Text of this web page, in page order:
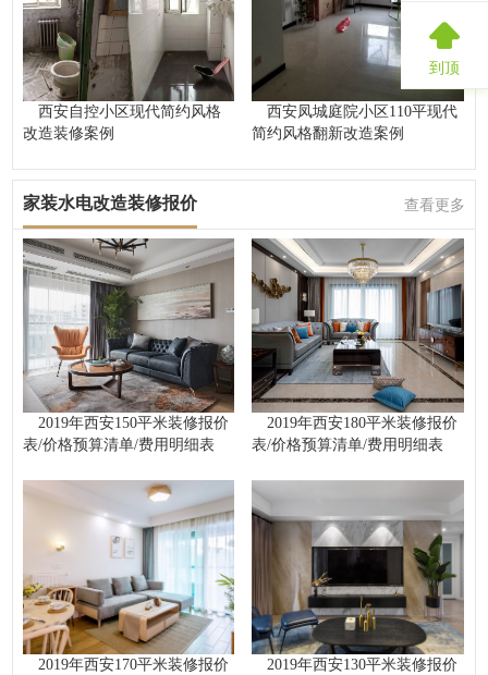
西安自控小区现代简约风格
改造装修案例
西安凤城庭院小区110平现代
简约风格翻新改造案例
家装水电改造装修报价 查看更多
2019年西安150平米装修报价
表/价格预算清单/费用明细表
2019年西安180平米装修报价
表/价格预算清单/费用明细表
2019年西安170平米装修报价 2019年西安130平米装修报价
到顶